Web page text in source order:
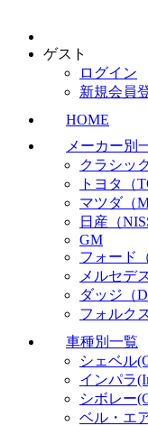
ゲスト
ログイン
新規会員
HOME
メーカー別
クラシッ
トヨタ（
マツダ（
日産（
GM
フォード
メルセデ
ダッジ（
フォルク
車種別一覧
シェベル
インパラ
シボレー
ベル・エ